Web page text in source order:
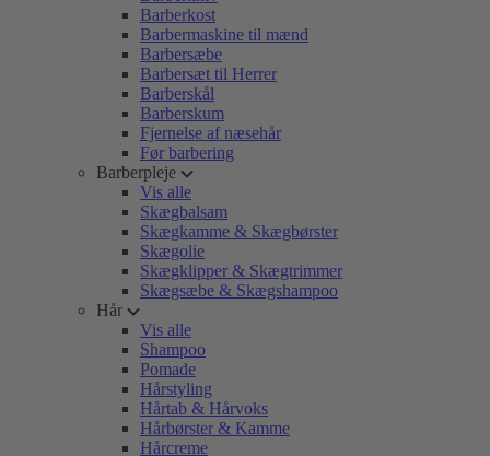
Barberkost
Barbermaskine til mænd
Barbersæbe
Barbersæt til Herrer
Barberskål
Barberskum
Fjernelse af næsehår
Før barbering
Barberpleje
Vis alle
Skægbalsam
Skægkamme & Skægbørster
Skægolie
Skægklipper & Skægtrimmer
Skægsæbe & Skægshampoo
Hår
Vis alle
Shampoo
Pomade
Hårstyling
Hårtab & Hårvoks
Hårbørster & Kamme
Hårcreme